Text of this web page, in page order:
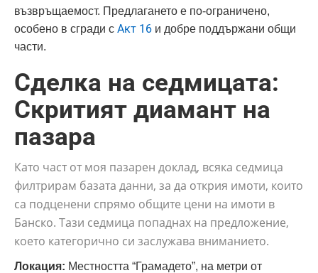
възвръщаемост. Предлагането е по-ограничено,
особено в сгради с Акт 16 и добре поддържани общи
части.
Сделка на седмицата:
Скритият диамант на
пазара
Като част от моя пазарен доклад, всяка седмица
филтрирам базата данни, за да открия имоти, които
са подценени спрямо общите цени на имоти в
Банско. Тази седмица попаднах на предложение,
което категорично си заслужава вниманието.
Локация: Местността “Грамадето”, на метри от